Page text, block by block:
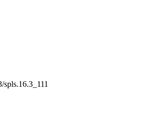
spls.16.3_111